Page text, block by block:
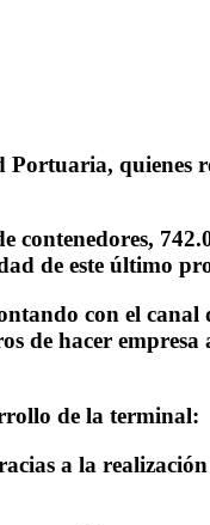
quienes
de este último
con el canal
hacer empresa
de la terminal:
a la